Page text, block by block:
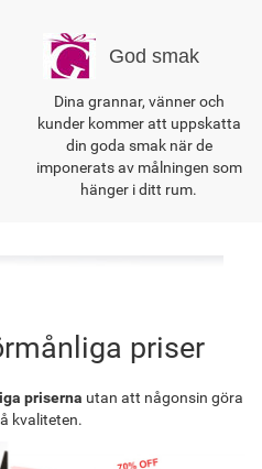
God smak
Dina grannar, vänner och
kunder kommer att uppskatta
din goda smak när de
imponerats av målningen som
hänger i ditt rum.
priser
priserna utan att någonsin göra
kvaliteten.